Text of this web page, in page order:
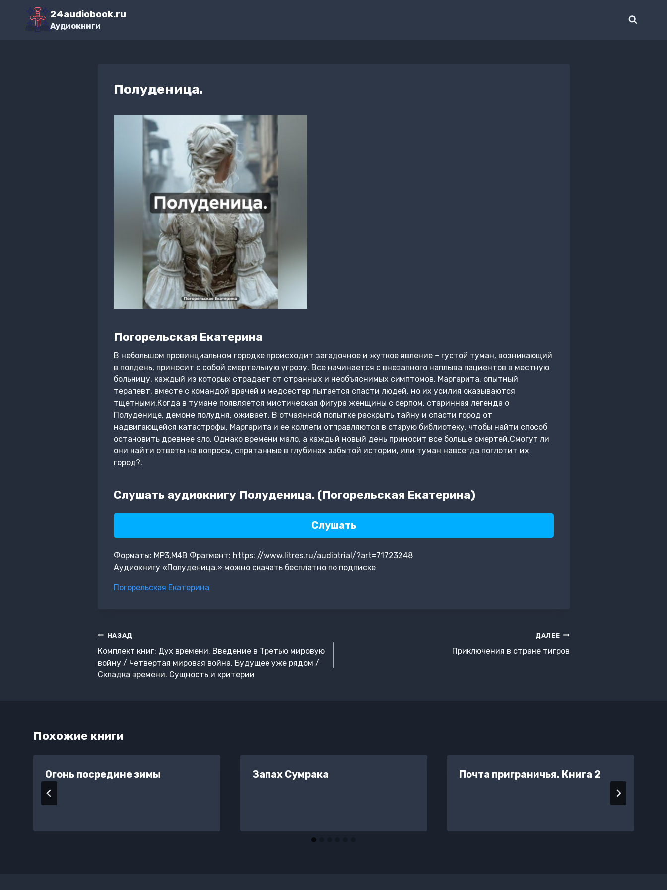
Перейти
содержимому
24audiobook.ru
Аудиокниги
Полуденица.
Погорельская Екатерина
В небольшом провинциальном городке происходит загадочное и жуткое явление – густой туман, возникающий
в полдень, приносит с собой смертельную угрозу. Все начинается с внезапного наплыва пациентов в местную
больницу, каждый из которых страдает от странных и необъяснимых симптомов. Маргарита, опытный
терапевт, вместе с командой врачей и медсестер пытается спасти людей, но их усилия оказываются
тщетными.Когда в тумане появляется мистическая фигура женщины с серпом, старинная легенда о
Полуденице, демоне полудня, оживает. В отчаянной попытке раскрыть тайну и спасти город от
надвигающейся катастрофы, Маргарита и ее коллеги отправляются в старую библиотеку, чтобы найти способ
остановить древнее зло. Однако времени мало, а каждый новый день приносит все больше смертей.Смогут ли
они найти ответы на вопросы, спрятанные в глубинах забытой истории, или туман навсегда поглотит их
город?.
Слушать аудиокнигу Полуденица. (Погорельская Екатерина)
Слушать
Форматы: MP3,M4B Фрагмент: https: //www.litres.ru/audiotrial/?art=71723248
Аудиокнигу «Полуденица.» можно скачать бесплатно по подписке
Метки
Погорельская Екатерина
Навигация
по
записям
НАЗАД
Комплект книг: Дух времени. Введение в Третью мировую
войну / Четвертая мировая война. Будущее уже рядом /
Складка времени. Сущность и критерии
ДАЛЕЕ
Приключения в стране тигров
Похожие книги
Огонь посредине зимы Запах Сумрака Почта приграничья. Книга 2